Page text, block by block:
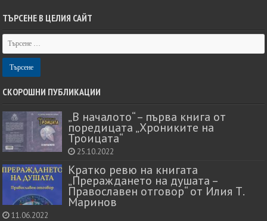
ТЪРСЕНЕ В ЦЕЛИЯ САЙТ
СКОРОШНИ ПУБЛИКАЦИИ
„В началото“ – първа книга от
поредицата „Хрониките на
Троицата“
25.10.2022
Кратко ревю на книгата
„Прераждането на душата –
Православен отговор“ от Илия Т.
Маринов
11.06.2022